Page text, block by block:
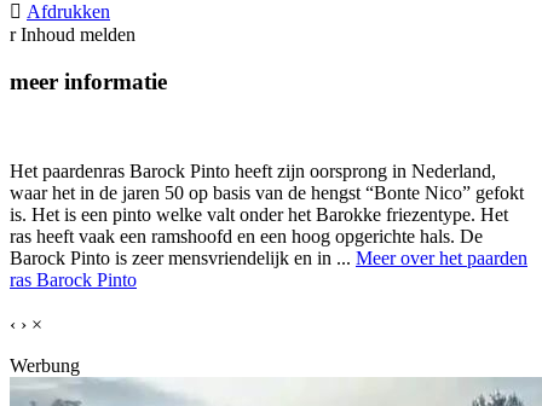
 Afdrukken
r Inhoud melden
meer informatie
Het paardenras Barock Pinto heeft zijn oorsprong in Nederland,
waar het in de jaren 50 op basis van de hengst “Bonte Nico” gefokt
is. Het is een pinto welke valt onder het Barokke friezentype. Het
ras heeft vaak een ramshoofd en een hoog opgerichte hals. De
Barock Pinto is zeer mensvriendelijk en in ... Meer over het paarden
ras Barock Pinto
‹ › ×
Werbung